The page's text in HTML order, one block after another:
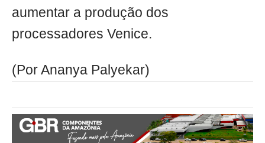
aumentar a produção dos
processadores Venice.
(Por Ananya Palyekar)